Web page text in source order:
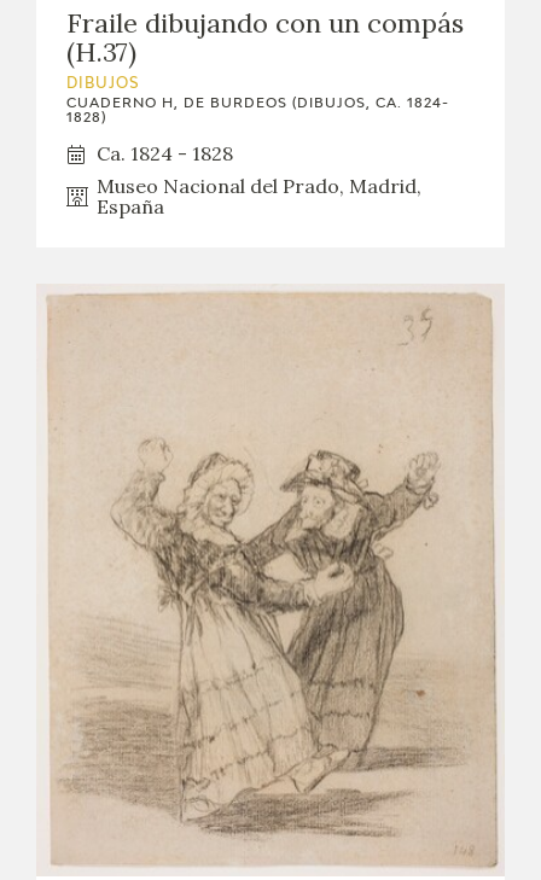
Fraile dibujando con un compás
(H.37)
DIBUJOS
CUADERNO H, DE BURDEOS (DIBUJOS, CA. 1824-
1828)
Ca. 1824 - 1828
Museo Nacional del Prado, Madrid,
España